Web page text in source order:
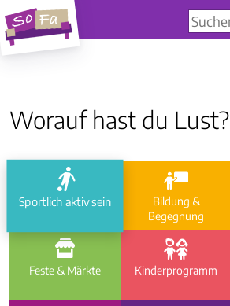
Worauf hast du Lust?
a
Sportlich aktiv sein
i
Bildung &
Begegnung
f
Feste & Märkte
g
Kinder­programm